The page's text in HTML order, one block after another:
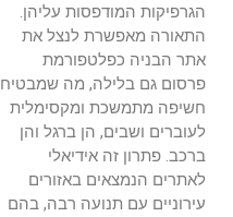
הגרפיקות המודפסות עליהן.
התאורה מאפשרת לנצל את
אתר הבניה כפלטפורמת
פרסום גם בלילה, מה שמבטיח
חשיפה מתמשכת ומקסימלית
לעוברים ושבים, הן ברגל והן
ברכב. פתרון זה אידיאלי
לאתרים הנמצאים באזורים
עירוניים עם תנועה רבה, בהם